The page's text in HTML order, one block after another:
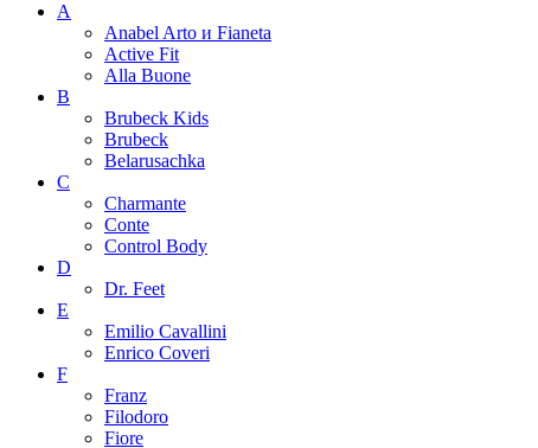
A
Anabel Arto и Fianeta
Active Fit
Alla Buone
B
Brubeck Kids
Brubeck
Belarusachka
C
Charmante
Conte
Control Body
D
Dr. Feet
E
Emilio Cavallini
Enrico Coveri
F
Franz
Filodoro
Fiore